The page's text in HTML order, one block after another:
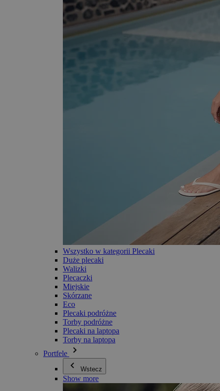
Wszystko w kategorii Plecaki
Duże plecaki
Walizki
Plecaczki
Miejskie
Skórzane
Eco
Plecaki podróżne
Torby podróżne
Plecaki na laptopa
Torby na laptopa
Portfele
Wstecz
Show more